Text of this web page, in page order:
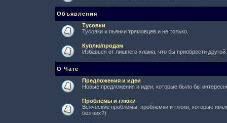
Объявления
Тусовки
Тусовки и пьянки трямовцев и не только.
Куплю/продам
Избавься от лишнего хлама, что бы приобрести другой.
О Чате
Предложения и идеи
Новые предложения и идеи, которые было бы
Проблемы и глюки
Всяческие проблемы, проблемки и глюки, которые
без них?)